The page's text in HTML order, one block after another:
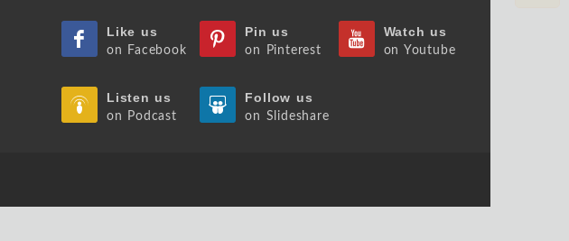
Like us
on Facebook
Pin us
on Pinterest
Watch us
on Youtube
Listen us
on Podcast
Follow us
on Slideshare